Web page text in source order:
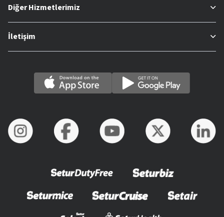
Diğer Hizmetlerimiz
İletişim